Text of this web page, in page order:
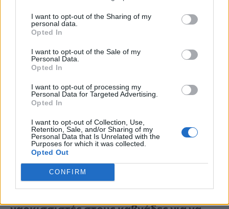
I want to opt-out of the Sharing of my
personal data.
Opted In
I want to opt-out of the Sale of my
Personal Data.
Opted In
I want to opt-out of processing my
Personal Data for Targeted Advertising.
Opted In
I want to opt-out of Collection, Use,
Retention, Sale, and/or Sharing of my
Personal Data that Is Unrelated with the
Purposes for which it was collected.
Opted Out
CONFIRM
ΠΟΙΕΣ ΕΙΝΑΙ;
6 φράσεις που χρησιμοποιούν οι